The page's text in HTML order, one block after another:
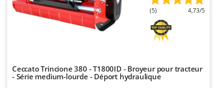
Trotec
Troy-Bilt
(5) 4,73/5
Ceccato Trincione 380 - T1800ID - Broyeur pour tracteur
- Série medium-lourde - Déport hydraulique